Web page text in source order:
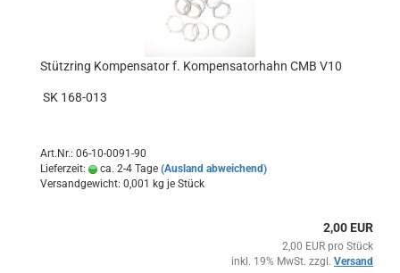
Stützring Kompensator f. Kompensatorhahn CMB V10
SK 168-013
Art.Nr.: 06-10-0091-90
Lieferzeit:
ca. 2-4 Tage (Ausland abweichend)
Versandgewicht: 0,001 kg je Stück
2,00 EUR
2,00 EUR pro Stück
inkl. 19% MwSt. zzgl. Versand